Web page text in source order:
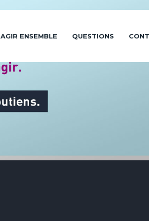
AGIR ENSEMBLE QUESTIONS